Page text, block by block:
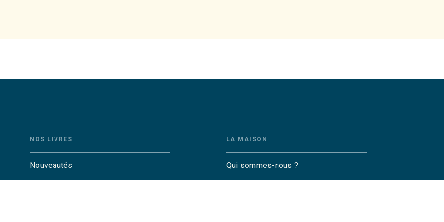
NOS LIVRES
Nouveautés
Auteurs
LA MAISON
Qui sommes-nous ?
Contactez-nous